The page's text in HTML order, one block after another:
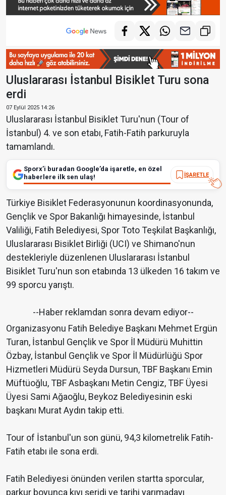
Uluslararası İstanbul Bisiklet Turu sona
erdi
07 Eylül 2025 14:26
Uluslararası İstanbul Bisiklet Turu'nun (Tour of
İstanbul) 4. ve son etabı, Fatih-Fatih parkuruyla
tamamlandı.
Sporx’i buradan Google’da işaretle, en özel
haberlere ilk sen ulaş!
İŞARETLE
Türkiye Bisiklet Federasyonunun koordinasyonunda,
Gençlik ve Spor Bakanlığı himayesinde, İstanbul
Valiliği, Fatih Belediyesi, Spor Toto Teşkilat Başkanlığı,
Uluslararası Bisiklet Birliği (UCI) ve Shimano'nun
destekleriyle düzenlenen Uluslararası İstanbul
Bisiklet Turu'nun son etabında 13 ülkeden 16 takım ve
99 sporcu yarıştı.
--Haber reklamdan sonra devam ediyor--
Organizasyonu Fatih Belediye Başkanı Mehmet Ergün
Turan, İstanbul Gençlik ve Spor İl Müdürü Muhittin
Özbay, İstanbul Gençlik ve Spor İl Müdürlüğü Spor
Hizmetleri Müdürü Seyda Dursun, TBF Başkanı Emin
Müftüoğlu, TBF Asbaşkanı Metin Cengiz, TBF Üyesi
Üyesi Sami Ağaoğlu, Beykoz Belediyesinin eski
başkanı Murat Aydın takip etti.
Tour of İstanbul'un son günü, 94,3 kilometrelik Fatih-
Fatih etabı ile sona erdi.
Fatih Belediyesi önünden verilen startta sporcular,
parkur boyunca kıyı şeridi ve tarihi yarımadayı